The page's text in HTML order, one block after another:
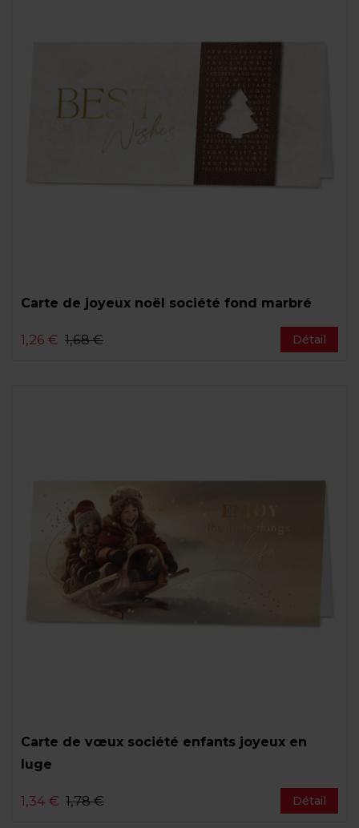
Carte de joyeux noël société fond marbré
1,26 € 1,68 € Détail
Carte de vœux société enfants joyeux en
luge
1,34 € 1,78 € Détail